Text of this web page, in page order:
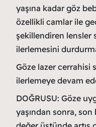
yaşına kadar göz
özellikli camlar ile
şekillendiren lensler
ilerlemesini
Göze lazer cerrahisi
ilerlemeye devam
DOĞRUSU: Göze
yaşından sonra,